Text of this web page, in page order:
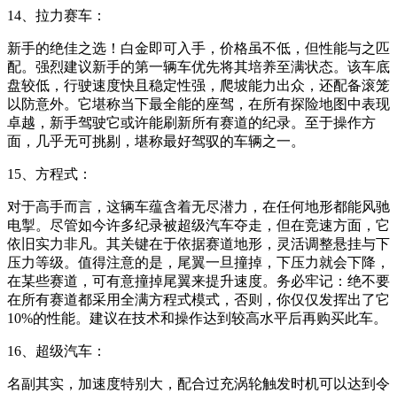
14、拉力赛车：
新手的绝佳之选！白金即可入手，价格虽不低，但性能与之匹
配。强烈建议新手的第一辆车优先将其培养至满状态。该车底
盘较低，行驶速度快且稳定性强，爬坡能力出众，还配备滚笼
以防意外。它堪称当下最全能的座驾，在所有探险地图中表现
卓越，新手驾驶它或许能刷新所有赛道的纪录。至于操作方
面，几乎无可挑剔，堪称最好驾驭的车辆之一。
15、方程式：
对于高手而言，这辆车蕴含着无尽潜力，在任何地形都能风驰
电掣。尽管如今许多纪录被超级汽车夺走，但在竞速方面，它
依旧实力非凡。其关键在于依据赛道地形，灵活调整悬挂与下
压力等级。值得注意的是，尾翼一旦撞掉，下压力就会下降，
在某些赛道，可有意撞掉尾翼来提升速度。务必牢记：绝不要
在所有赛道都采用全满方程式模式，否则，你仅仅发挥出了它
10%的性能。建议在技术和操作达到较高水平后再购买此车。
16、超级汽车：
名副其实，加速度特别大，配合过充涡轮触发时机可以达到令